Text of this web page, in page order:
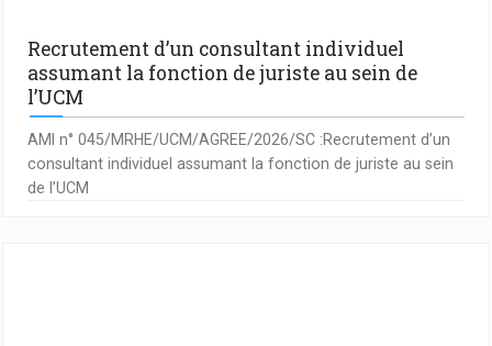
Recrutement d’un consultant individuel
assumant la fonction de juriste au sein de
l’UCM
AMI n° 045/MRHE/UCM/AGREE/2026/SC :Recrutement d’un
consultant individuel assumant la fonction de juriste au sein
de l’UCM